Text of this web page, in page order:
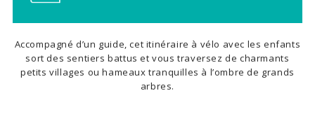
Accompagné d’un guide, cet itinéraire à vélo avec les enfants
sort des sentiers battus et vous traversez de charmants
petits villages ou hameaux tranquilles à l’ombre de grands
arbres.